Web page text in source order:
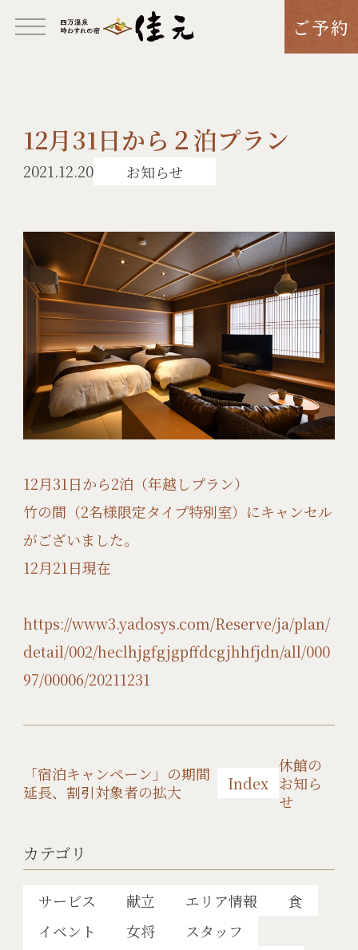
ご予約
12月31日から２泊プラン
2021.12.20 お知らせ
12月31日から2泊（年越しプラン）
竹の間（2名様限定タイプ特別室）にキャンセル
がございました。
12月21日現在
https://www3.yadosys.com/Reserve/ja/plan/
detail/002/heclhjgfgjgpffdcgjhhfjdn/all/000
97/00006/20211231
「宿泊キャンペーン」の期間
延長、割引対象者の拡大
Index
休館の
お知ら
せ
カテゴリ
サービス 献立 エリア情報
食
イベント
女将
スタッフ